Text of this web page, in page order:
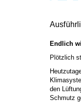
Endlich
Plötzlich
den
Schmutz